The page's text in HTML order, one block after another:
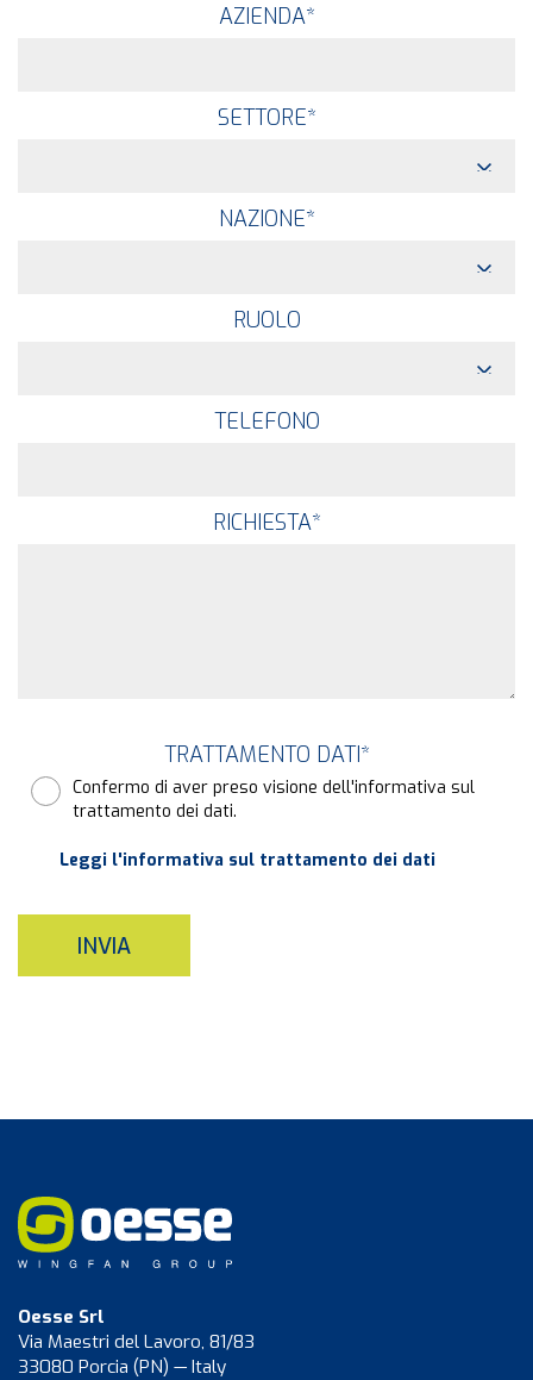
AZIENDA*
SETTORE*
NAZIONE*
RUOLO
TELEFONO
RICHIESTA*
TRATTAMENTO DATI*
Confermo di aver preso visione dell'informativa sul
trattamento dei dati.
Leggi l'informativa sul trattamento dei dati
INVIA
Oesse Srl
Via Maestri del Lavoro, 81/83
33080 Porcia (PN) — Italy